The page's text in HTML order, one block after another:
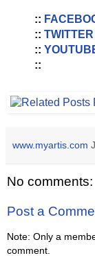
::
:: TWITTER
::
::
www.myartis.com
No comments:
Post a
Note: Only a
comment.